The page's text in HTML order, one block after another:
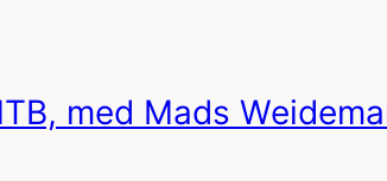
med Mads